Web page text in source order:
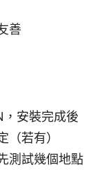
善
安裝完成後
（若有）
測試幾個地點